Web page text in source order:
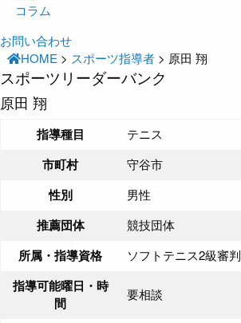
コラム
お問い合わせ
HOME > スポーツ指導者 > 原田 翔
スポーツリーダーバンク
原田 翔
指導種目 テニス
市町村 守谷市
性別 男性
推薦団体 競技団体
所属・指導資格 ソフトテニス2級審判
指導可能曜日・時
間
要相談